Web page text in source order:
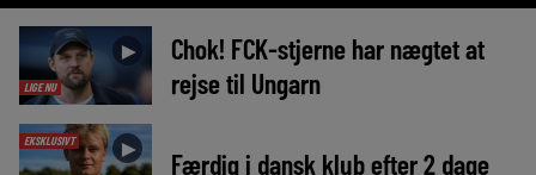
LIGE NU
►
Chok! FCK-stjerne har nægtet at
rejse til Ungarn
EKSKLUSIVT ► Færdig i dansk klub efter 2 dage